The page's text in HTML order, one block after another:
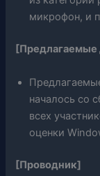
микрофон, и
[Предлагаемые
началось со
всех
оценки
[Проводник]